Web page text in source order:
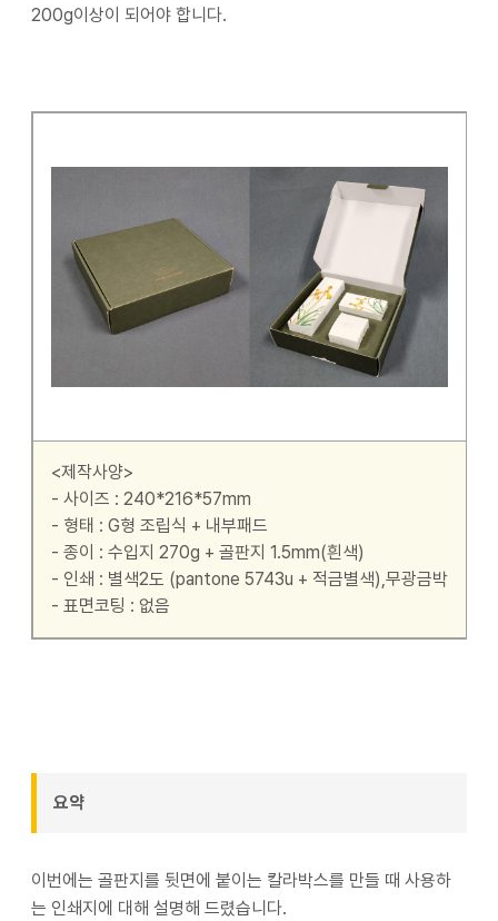
200g이상이 되어야 합니다.
<제작사양>
- 사이즈 : 240*216*57mm
- 형태 : G형 조립식 + 내부패드
- 종이 : 수입지 270g + 골판지 1.5mm(흰색)
- 인쇄 : 별색2도 (pantone 5743u + 적금별색),무광금박
- 표면코팅 : 없음
요약
이번에는 골판지를 뒷면에 붙이는 칼라박스를 만들 때 사용하
는 인쇄지에 대해 설명해 드렸습니다.